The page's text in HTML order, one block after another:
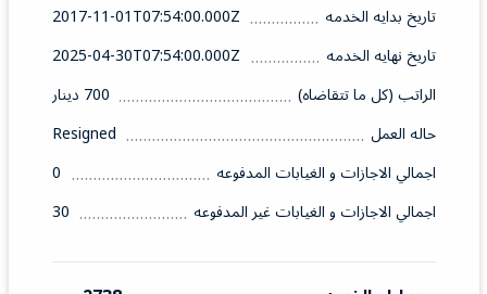
تاريخ بدايه الخدمه
2017-11-01T07:54:00.000Z
تاريخ نهايه الخدمه
2025-04-30T07:54:00.000Z
الراتب (كل ما تتقاضاه)
700 دينار
حاله العمل
Resigned
اجمالي الاجازات و الغيابات المدفوعه
0
اجمالي الاجازات و الغيابات غير المدفوعه
30